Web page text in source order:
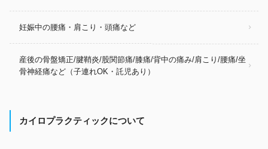
妊娠中の腰痛・肩こり・頭痛など
産後の骨盤矯正/腱鞘炎/股関節痛/膝痛/背中の痛み/肩こり/腰痛/坐
骨神経痛など（子連れOK・託児あり）
カイロプラクティックについて